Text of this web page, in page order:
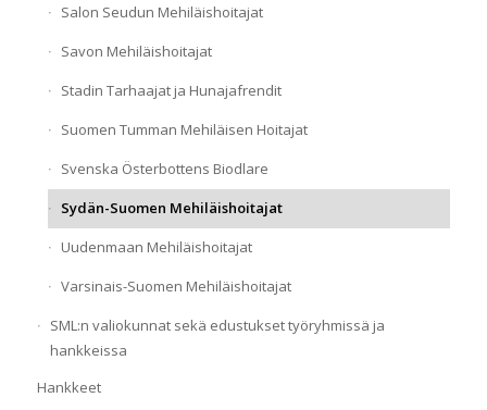
Salon Seudun Mehiläishoitajat
Savon Mehiläishoitajat
Stadin Tarhaajat ja Hunajafrendit
Suomen Tumman Mehiläisen Hoitajat
Svenska Österbottens Biodlare
Sydän-Suomen Mehiläishoitajat
Uudenmaan Mehiläishoitajat
Varsinais-Suomen Mehiläishoitajat
SML:n valiokunnat sekä edustukset työryhmissä ja
hankkeissa
Hankkeet